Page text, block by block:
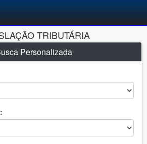
TRIBUTÁRIA
Personalizada